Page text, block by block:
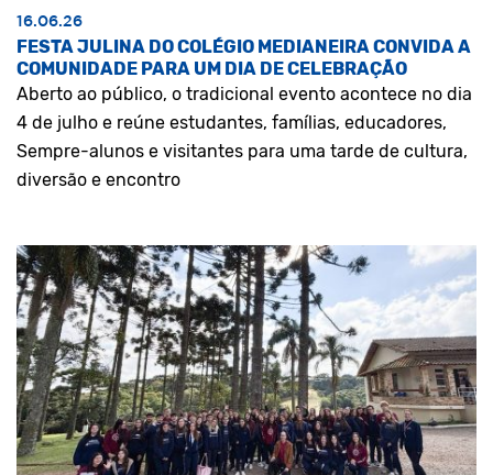
16.06.26
FESTA JULINA DO COLÉGIO MEDIANEIRA CONVIDA A
COMUNIDADE PARA UM DIA DE CELEBRAÇÃO
Aberto ao público, o tradicional evento acontece no dia
4 de julho e reúne estudantes, famílias, educadores,
Sempre-alunos e visitantes para uma tarde de cultura,
diversão e encontro